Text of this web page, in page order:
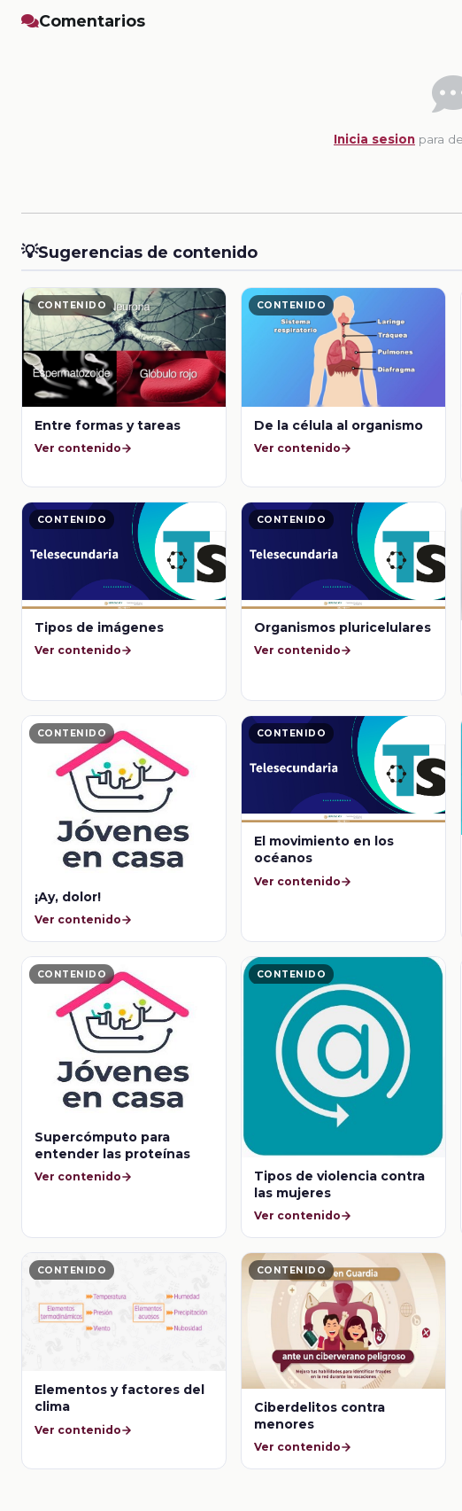
Comentarios
Inicia sesion para
💡Sugerencias de contenido
CONTENIDO
Entre formas y tareas
Ver contenido
CONTENIDO
De la célula al organismo
Ver contenido
CONTENIDO
Tipos de imágenes
Ver contenido
CONTENIDO
Organismos pluricelulares
Ver contenido
CONTENIDO
¡Ay, dolor!
Ver contenido
CONTENIDO
El movimiento en los
océanos
Ver contenido
CONTENIDO
Supercómputo para
entender las proteínas
Ver contenido
CONTENIDO
Tipos de violencia contra
las mujeres
Ver contenido
CONTENIDO
Elementos y factores del
clima
Ver contenido
CONTENIDO
Ciberdelitos contra
menores
Ver contenido